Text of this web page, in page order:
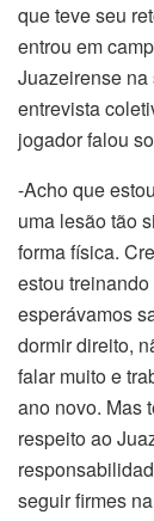
que teve seu
entrou em
Juazeirense
entrevista
jogador falou
-Acho que
uma lesão tão
forma física.
estou
esperávamos
dormir direito,
falar muito e
ano novo. Mas
respeito ao
seguir firmes